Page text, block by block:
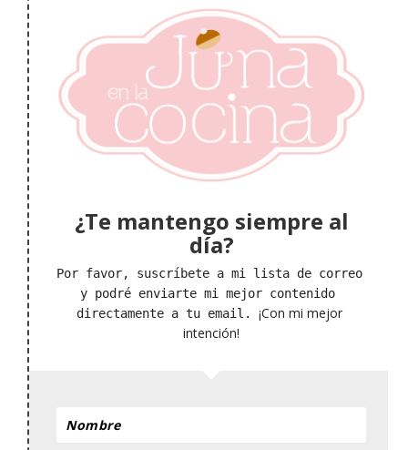
¿Te mantengo siempre al
día?
Por favor, suscríbete a mi lista de correo
y podré enviarte mi mejor contenido
directamente a tu email. ¡Con mi mejor
intención!